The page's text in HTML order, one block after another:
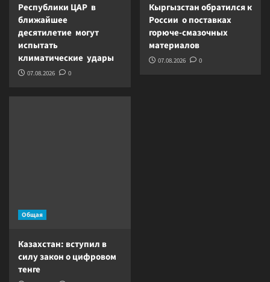
Республики ЦАР в
ближайшее
десятилетие могут
испытать
климатические удары
07.08.2026 0
Кыргызстан обратился к
России о поставках
горюче-смазочных
материалов
07.08.2026 0
Общая
Казахстан: вступил в
силу закон о цифровом
тенге